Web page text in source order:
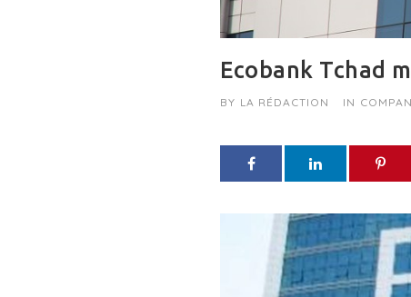
Ecobank Tchad
BY LA RÉDACTION IN